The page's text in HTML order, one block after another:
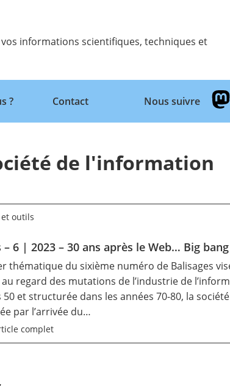
informations scientifiques, techniques et
? Contact Nous suivre
de l'information
et outils
– 6 | 2023 – 30 ans après le Web… Big
thématique du sixième numéro de Balisages
regard des mutations de l’industrie de
50 et structurée dans les années 70-80, la
par l’arrivée du…
complet